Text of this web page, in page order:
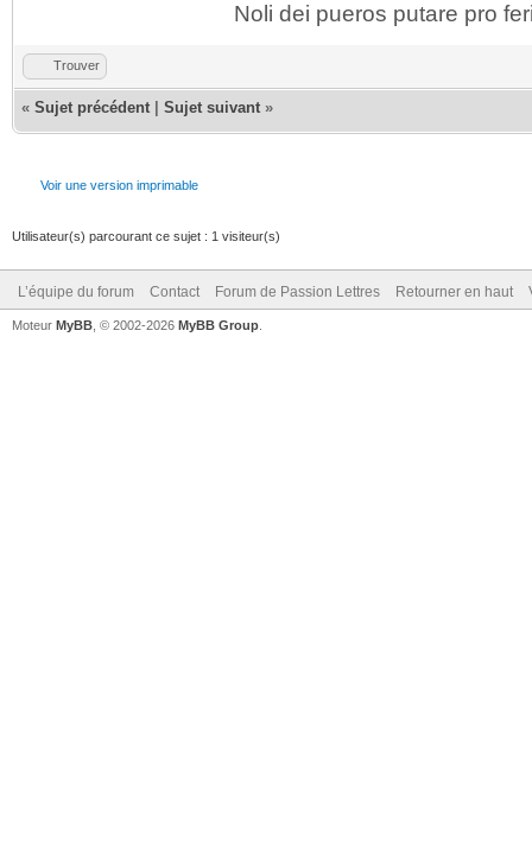
Noli dei pueros putare pro
Trouver
« Sujet précédent Sujet suivant »
Voir une version imprimable
Utilisateur(s) parcourant ce sujet : 1 visiteur(s)
L’équipe du forum Contact Forum de Passion Lettres Retourner en haut
Moteur MyBB , © 2002-2026 MyBB Group